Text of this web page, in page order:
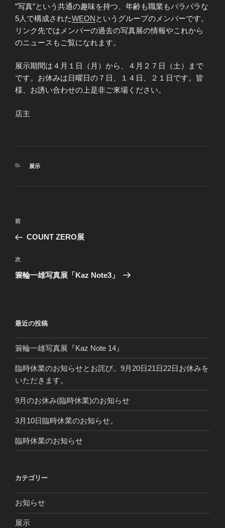
”写真”という共通の趣味を持つ、年齢も職業もバラバラな
5人で構成されたWEONというグループのメンバーです。
リンク先ではメンバーの過去の写真展の情報やこれから
のニュースもご覧になれます。
展示期間は４月１日（月）から、４月２７日（土）まで
です。お休みは日曜日の７日、１４日、２１日です。皆
様、お誘い合わせの上是非ご来場ください。
店主
カ
展示
投
ナ
ビ
ゲ
ン
前
の
稿
前
COUNT ZERO展
次
の
次
簑輪一雄写真展「Kaz Note3」
最近の投稿
簑輪一雄写真展『Kaz Note 14』
臨時休業のお知らせとお詫び。9月20日21日22日お休みを
いただきます。
9月のお休み(臨時休業)のお知らせ
3月10日臨時休業のお知らせ。
臨時休業のお知らせ
カテゴリー
お知らせ
展示